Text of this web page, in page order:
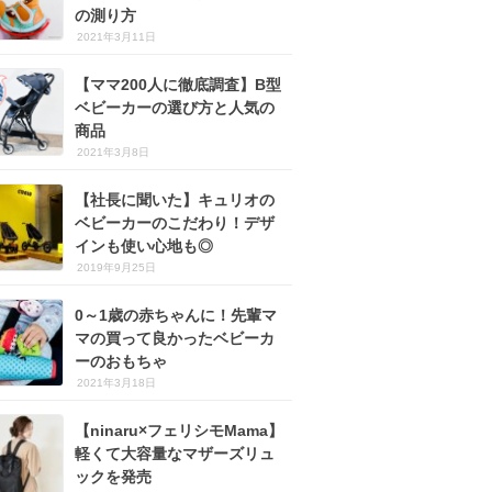
の測り方
2021年3月11日
【ママ200人に徹底調査】B型
ベビーカーの選び方と人気の
商品
2021年3月8日
【社長に聞いた】キュリオの
ベビーカーのこだわり！デザ
インも使い心地も◎
2019年9月25日
0～1歳の赤ちゃんに！先輩マ
マの買って良かったベビーカ
ーのおもちゃ
2021年3月18日
【ninaru×フェリシモMama】
軽くて大容量なマザーズリュ
ックを発売